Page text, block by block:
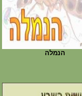
הנמלה